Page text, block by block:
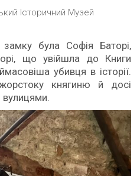
Історичний Музей
була Софія Баторі,
що увійшла до Книги
убивця в історії.
княгиню й досі
вулицями.